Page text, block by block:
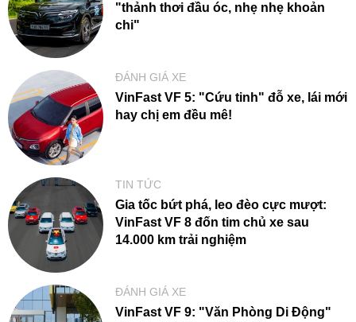
"thảnh thơi đầu óc, nhẹ nhẹ khoản
chi"
ĐÁNH GIÁ XE
VinFast VF 5: "Cứu tinh" đỗ xe, lái mới
hay chị em đều mê!
TIN TỨC
Gia tốc bứt phá, leo đèo cực mượt:
VinFast VF 8 đốn tim chủ xe sau
14.000 km trải nghiệm
ĐÁNH GIÁ XE
VinFast VF 9: "Văn Phòng Di Động"